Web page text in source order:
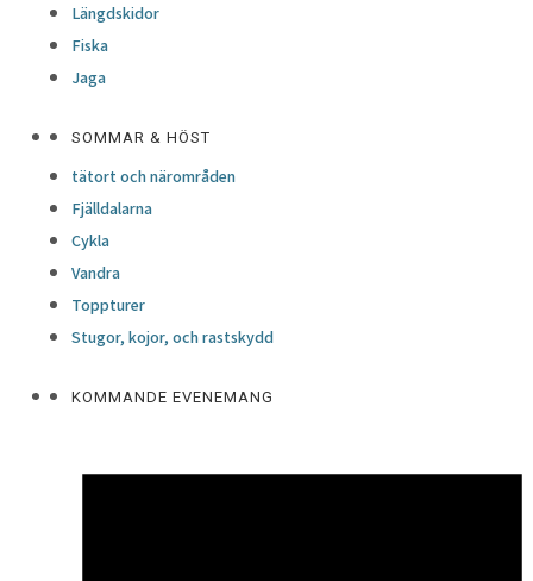
Längdskidor
Fiska
Jaga
SOMMAR & HÖST
tätort och närområden
Fjälldalarna
Cykla
Vandra
Toppturer
Stugor, kojor, och rastskydd
KOMMANDE EVENEMANG